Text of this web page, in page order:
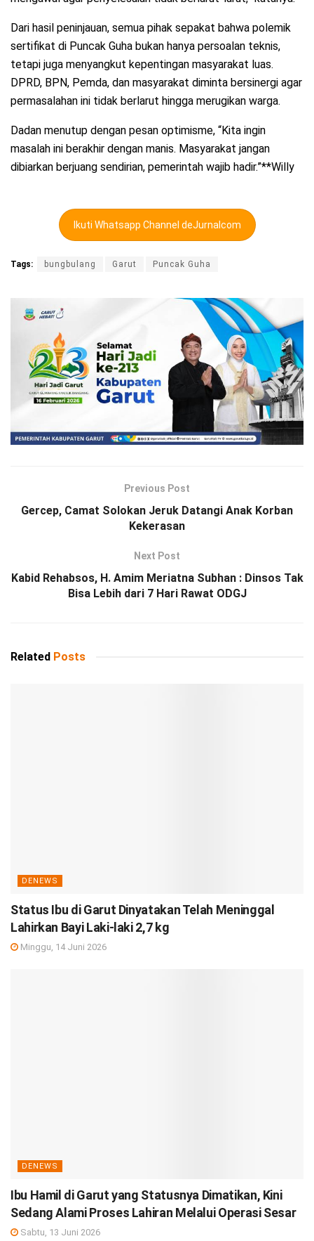
Dari hasil peninjauan, semua pihak sepakat bahwa polemik
sertifikat di Puncak Guha bukan hanya persoalan teknis,
tetapi juga menyangkut kepentingan masyarakat luas.
DPRD, BPN, Pemda, dan masyarakat diminta bersinergi agar
permasalahan ini tidak berlarut hingga merugikan warga.
Dadan menutup dengan pesan optimisme, “Kita ingin
masalah ini berakhir dengan manis. Masyarakat jangan
dibiarkan berjuang sendirian, pemerintah wajib hadir.”**Willy
Ikuti Whatsapp Channel deJurnalcom
Tags: bungbulang Garut Puncak Guha
Previous Post
Gercep, Camat Solokan Jeruk Datangi Anak Korban
Kekerasan
Next Post
Kabid Rehabsos, H. Amim Meriatna Subhan : Dinsos Tak
Bisa Lebih dari 7 Hari Rawat ODGJ
Related Posts
DENEWS
Status Ibu di Garut Dinyatakan Telah Meninggal
Lahirkan Bayi Laki-laki 2,7 kg
Minggu, 14 Juni 2026
DENEWS
Ibu Hamil di Garut yang Statusnya Dimatikan, Kini
Sedang Alami Proses Lahiran Melalui Operasi Sesar
Sabtu, 13 Juni 2026